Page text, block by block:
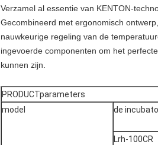
Verzamel al essentie van KENTON-
Gecombineerd met ergonomisch
nauwkeurige regeling van de
ingevoerde componenten om het
kunnen zijn.
PRODUCTparameters
model
de
Lrh-100CR